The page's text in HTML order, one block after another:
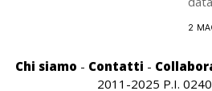
2
Chi siamo - Contatti -
2011-2025 P.I.